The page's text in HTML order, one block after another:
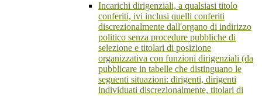
Incarichi dirigenziali, a qualsiasi titolo
conferiti, ivi inclusi quelli conferiti
discrezionalmente dall'organo di indirizzo
politico senza procedure pubbliche di
selezione e titolari di posizione
organizzativa con funzioni dirigenziali (da
pubblicare in tabelle che distinguano le
seguenti situazioni: dirigenti, dirigenti
individuati discrezionalmente, titolari di